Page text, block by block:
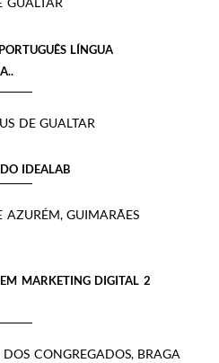
LÍNGUA
DE GUALTAR
IDEALAB
AZURÉM, GUIMARÃES
MARKETING DIGITAL 2
CONGREGADOS, BRAGA